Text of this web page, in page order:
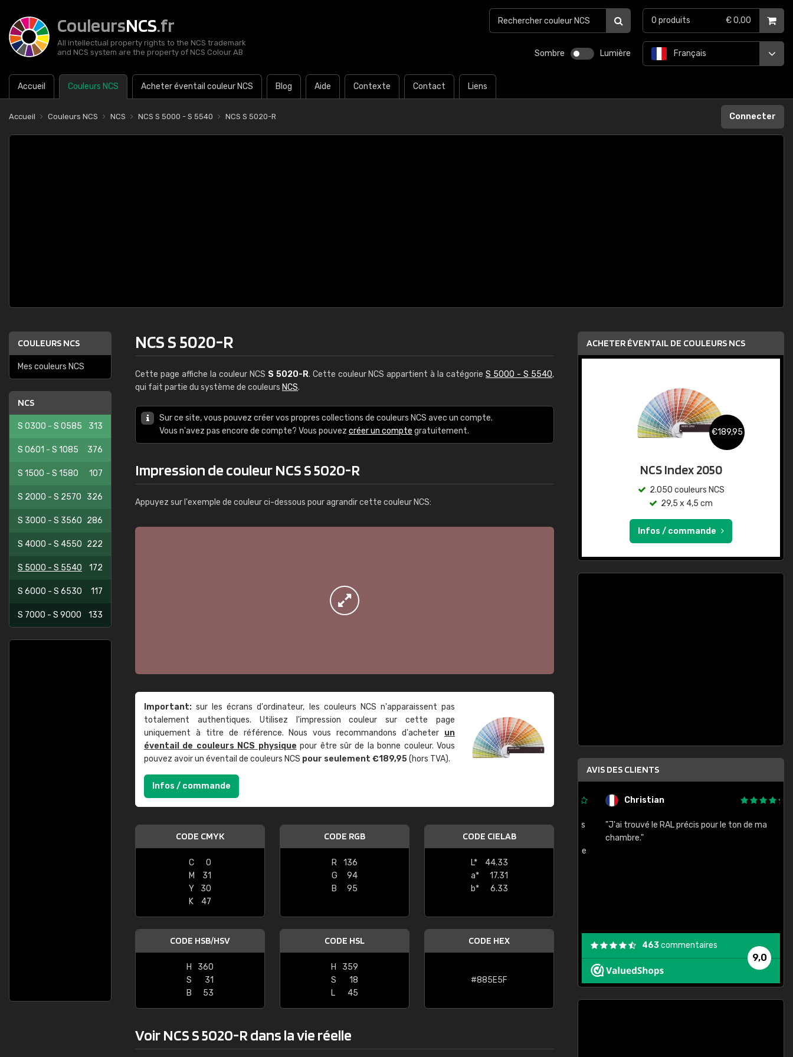
CouleursNCS.fr
All intellectual property rights to the NCS trademark
and NCS system are the property of NCS Colour AB
Sombre Lumière
Accueil Couleurs NCS Acheter éventail couleur NCS Blog Aide Contexte Contact Liens
Français
0 produits € 0,00
Accueil Couleurs NCS NCS NCS S 5000 - S 5540 NCS S 5020-R Connecter
COULEURS NCS
Mes couleurs NCS
NCS
S 0300 - S 0585 313
S 0601 - S 1085 376
S 1500 - S 1580 107
S 2000 - S 2570 326
S 3000 - S 3560 286
S 4000 - S 4550 222
S 5000 - S 5540 172
S 6000 - S 6530 117
S 7000 - S 9000 133
NCS S 5020-R
Cette page affiche la couleur NCS S 5020-R. Cette couleur NCS appartient à la catégorieS 5000 - S 5540,
qui fait partie du système de couleurs NCS.
Sur ce site, vous pouvez créer vos propres collections de couleurs NCS avec un compte.
Vous n'avez pas encore de compte? Vous pouvez créer un compte gratuitement.
Impression de couleur NCS S 5020-R
Appuyez sur l'exemple de couleur ci-dessous pour agrandir cette couleur NCS:
Important: sur les écrans d'ordinateur, les couleurs NCS n'apparaissent pas
totalement authentiques. Utilisez l'impression couleur sur cette page
uniquement à titre de référence. Nous vous recommandons d'acheter un
éventail de couleurs NCS physique pour être sûr de la bonne couleur. Vous
pouvez avoir un éventail de couleurs NCS pour seulement €189,95(hors TVA).
Infos / commande
CODE CMYK
C
0
M
31
Y
30
K
47
CODE RGB
R
136
G
94
B
95
CODE CIELAB
L*
44.33
a*
17.31
b*
6.33
CODE HSB/HSV
H
360
S
31
B
53
CODE HSL
H
359
S
18
L
45
CODE HEX
#885E5F
Voir NCS S 5020-R dans la vie réelle
ACHETER ÉVENTAIL DE COULEURS NCS
€189,95
NCS Index 2050
2.050 couleurs NCS
29,5 x 4,5 cm
Infos / commande
AVIS DES CLIENTS
"Le site ne permet pas de voir clairement quels
sont les produits disponibles. Il y a plusieurs
palettes de couleurs: Classic, Design, etc. On ne
comprend pas qui est quoi. La livraison s'est
bien passé et le produit reçu me convient."
Christian
"J'ai trouvé le RAL précis pour le ton de ma
chambre."
9,0
463commentaires